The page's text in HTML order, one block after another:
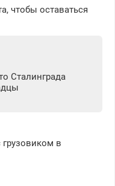
чтобы оставаться
Сталинграда
в